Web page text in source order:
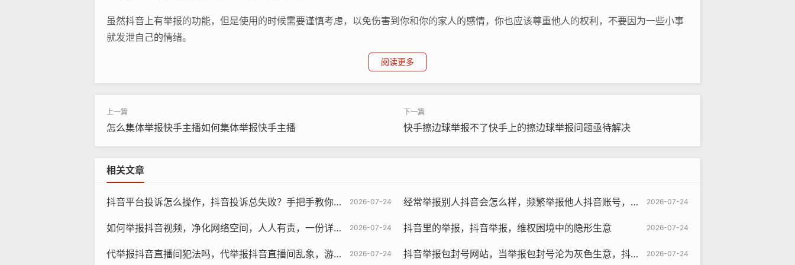
虽然抖音上有举报的功能，但是使用的时候需要谨慎考虑，以免伤害到你和你的家人的感情，你也应该尊重他人的权利，不要因为一些小事
就发泄自己的情绪。
阅读更多
怎么集体举报快手主播如何集体举报快手主播 快手擦边球举报不了快手上的擦边球举报问题亟待解决
相关文章
2026-07-24
抖音平台投诉怎么操作，抖音投诉总失败？手把手教你正确操作，高效维权不走弯路 2026-07-24
经常举报别人抖音会怎么样，频繁举报他人抖音账号，你可能正在触碰平台的暗礁
2026-07-24
如何举报抖音视频，净化网络空间，人人有责，一份详尽的抖音视频举报指南 2026-07-24
抖音里的举报，抖音举报，维权困境中的隐形生意
2026-07-24
代举报抖音直播间犯法吗，代举报抖音直播间乱象，游走在法律边缘的隐秘生意 2026-07-24
抖音举报包封号网站，当举报包封号沦为灰色生意，抖音生态如何破局？